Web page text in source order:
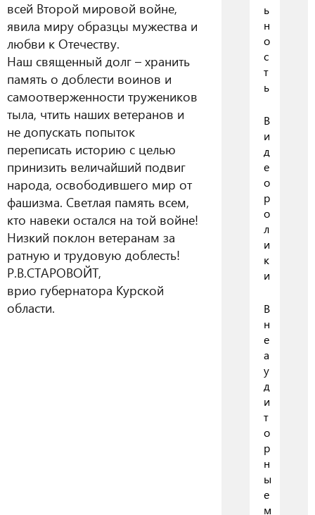
всей Второй мировой войне,
явила миру образцы мужества и
любви к Отечеству.
Наш священный долг – хранить
память о доблести воинов и
самоотверженности тружеников
тыла, чтить наших ветеранов и
не допускать попыток
переписать историю с целью
принизить величайший подвиг
народа, освободившего мир от
фашизма. Светлая память всем,
кто навеки остался на той войне!
Низкий поклон ветеранам за
ратную и трудовую доблесть!
Р.В.СТАРОВОЙТ,
врио губернатора Курской
области.
ь
н
о
с
т
ь
В
и
д
е
о
р
о
л
и
к
и
В
н
е
а
у
д
и
т
о
р
н
ы
е
м